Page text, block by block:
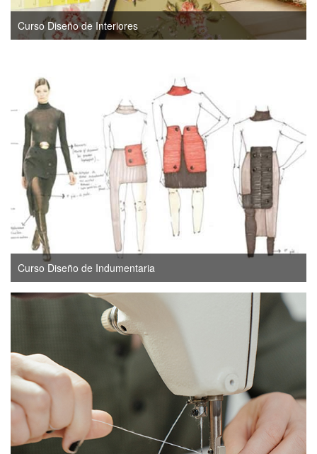
Curso Diseño de Interiores
Curso Diseño de Indumentaria